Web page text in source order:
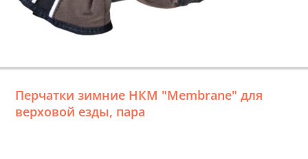
Перчатки зимние НКМ "Membrane" для
верховой езды, пара